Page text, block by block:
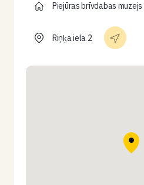
Piejūras brīvdabas muzejs
Riņķa iela 2